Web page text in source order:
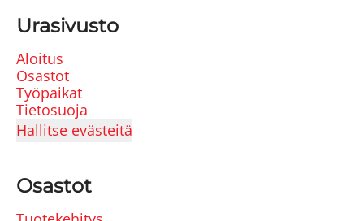
Urasivusto
Aloitus
Osastot
Työpaikat
Tietosuoja
Hallitse evästeitä
Osastot